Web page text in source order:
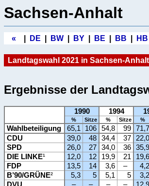
Sachsen-Anhalt
« DE BW BY BE BB HB
Landtagswahl 2021 in Sachsen-
Ergebnisse der
1990 1994
% Sitze % Sitze %
Wahlbeteiligung 65,1 106 54,8 99 71,7
CDU
39,0 48 34,4 37 22,0
SPD
26,0 27 34,0 36 35,9
DIE LINKE¹ 12,0 12 19,9 21 19,6
FDP
13,5 14 3,6 – 4,2
B’90/GRÜNE² 5,3 5 5,1 5 3,2